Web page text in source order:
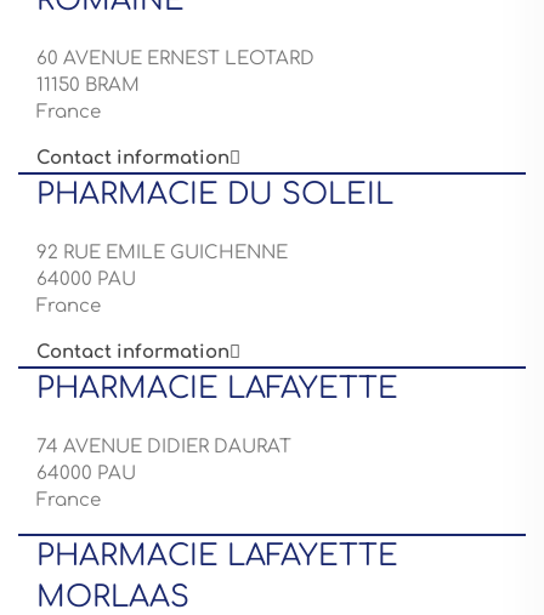
60 AVENUE ERNEST LEOTARD
11150 BRAM
France
Contact information
PHARMACIE DU SOLEIL
92 RUE EMILE GUICHENNE
64000 PAU
France
Contact information
PHARMACIE LAFAYETTE
74 AVENUE DIDIER DAURAT
64000 PAU
France
PHARMACIE LAFAYETTE
MORLAAS